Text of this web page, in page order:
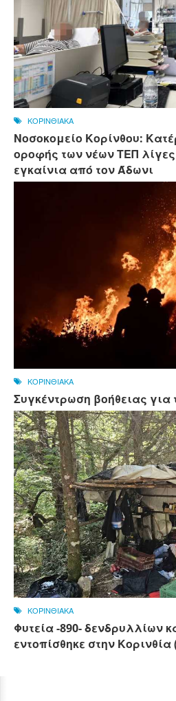
ΚΟΡΙΝΘΙΑΚΑ
Νοσοκομείο Κορίνθου:
οροφής των νέων ΤΕΠ
εγκαίνια από τον Άδωνι
ΚΟΡΙΝΘΙΑΚΑ
Συγκέντρωση βοήθειας για
ΚΟΡΙΝΘΙΑΚΑ
Φυτεία -890- δενδρυλλίων
εντοπίσθηκε στην Κορινθία